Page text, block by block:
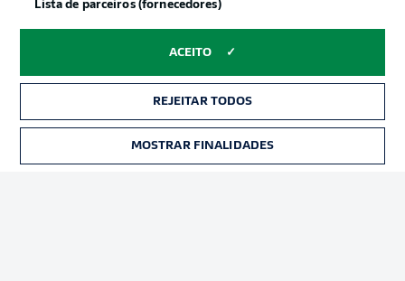
Gerir preferências Aviso de privacidade
Termos de uso Emissoras
Lista de parceiros (fornecedores)
ACEITO
REJEITAR TODOS
MOSTRAR FINALIDADES